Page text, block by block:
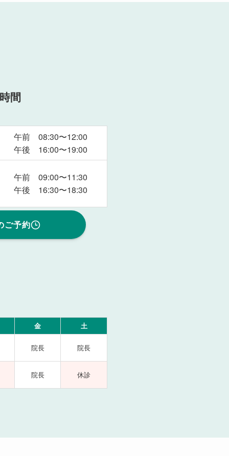
間
午前 08:30〜12:00
午後 16:00〜19:00
午前 09:00〜11:30
午後 16:30〜18:30
ご予約
金 土
院長 院長
院長 休診